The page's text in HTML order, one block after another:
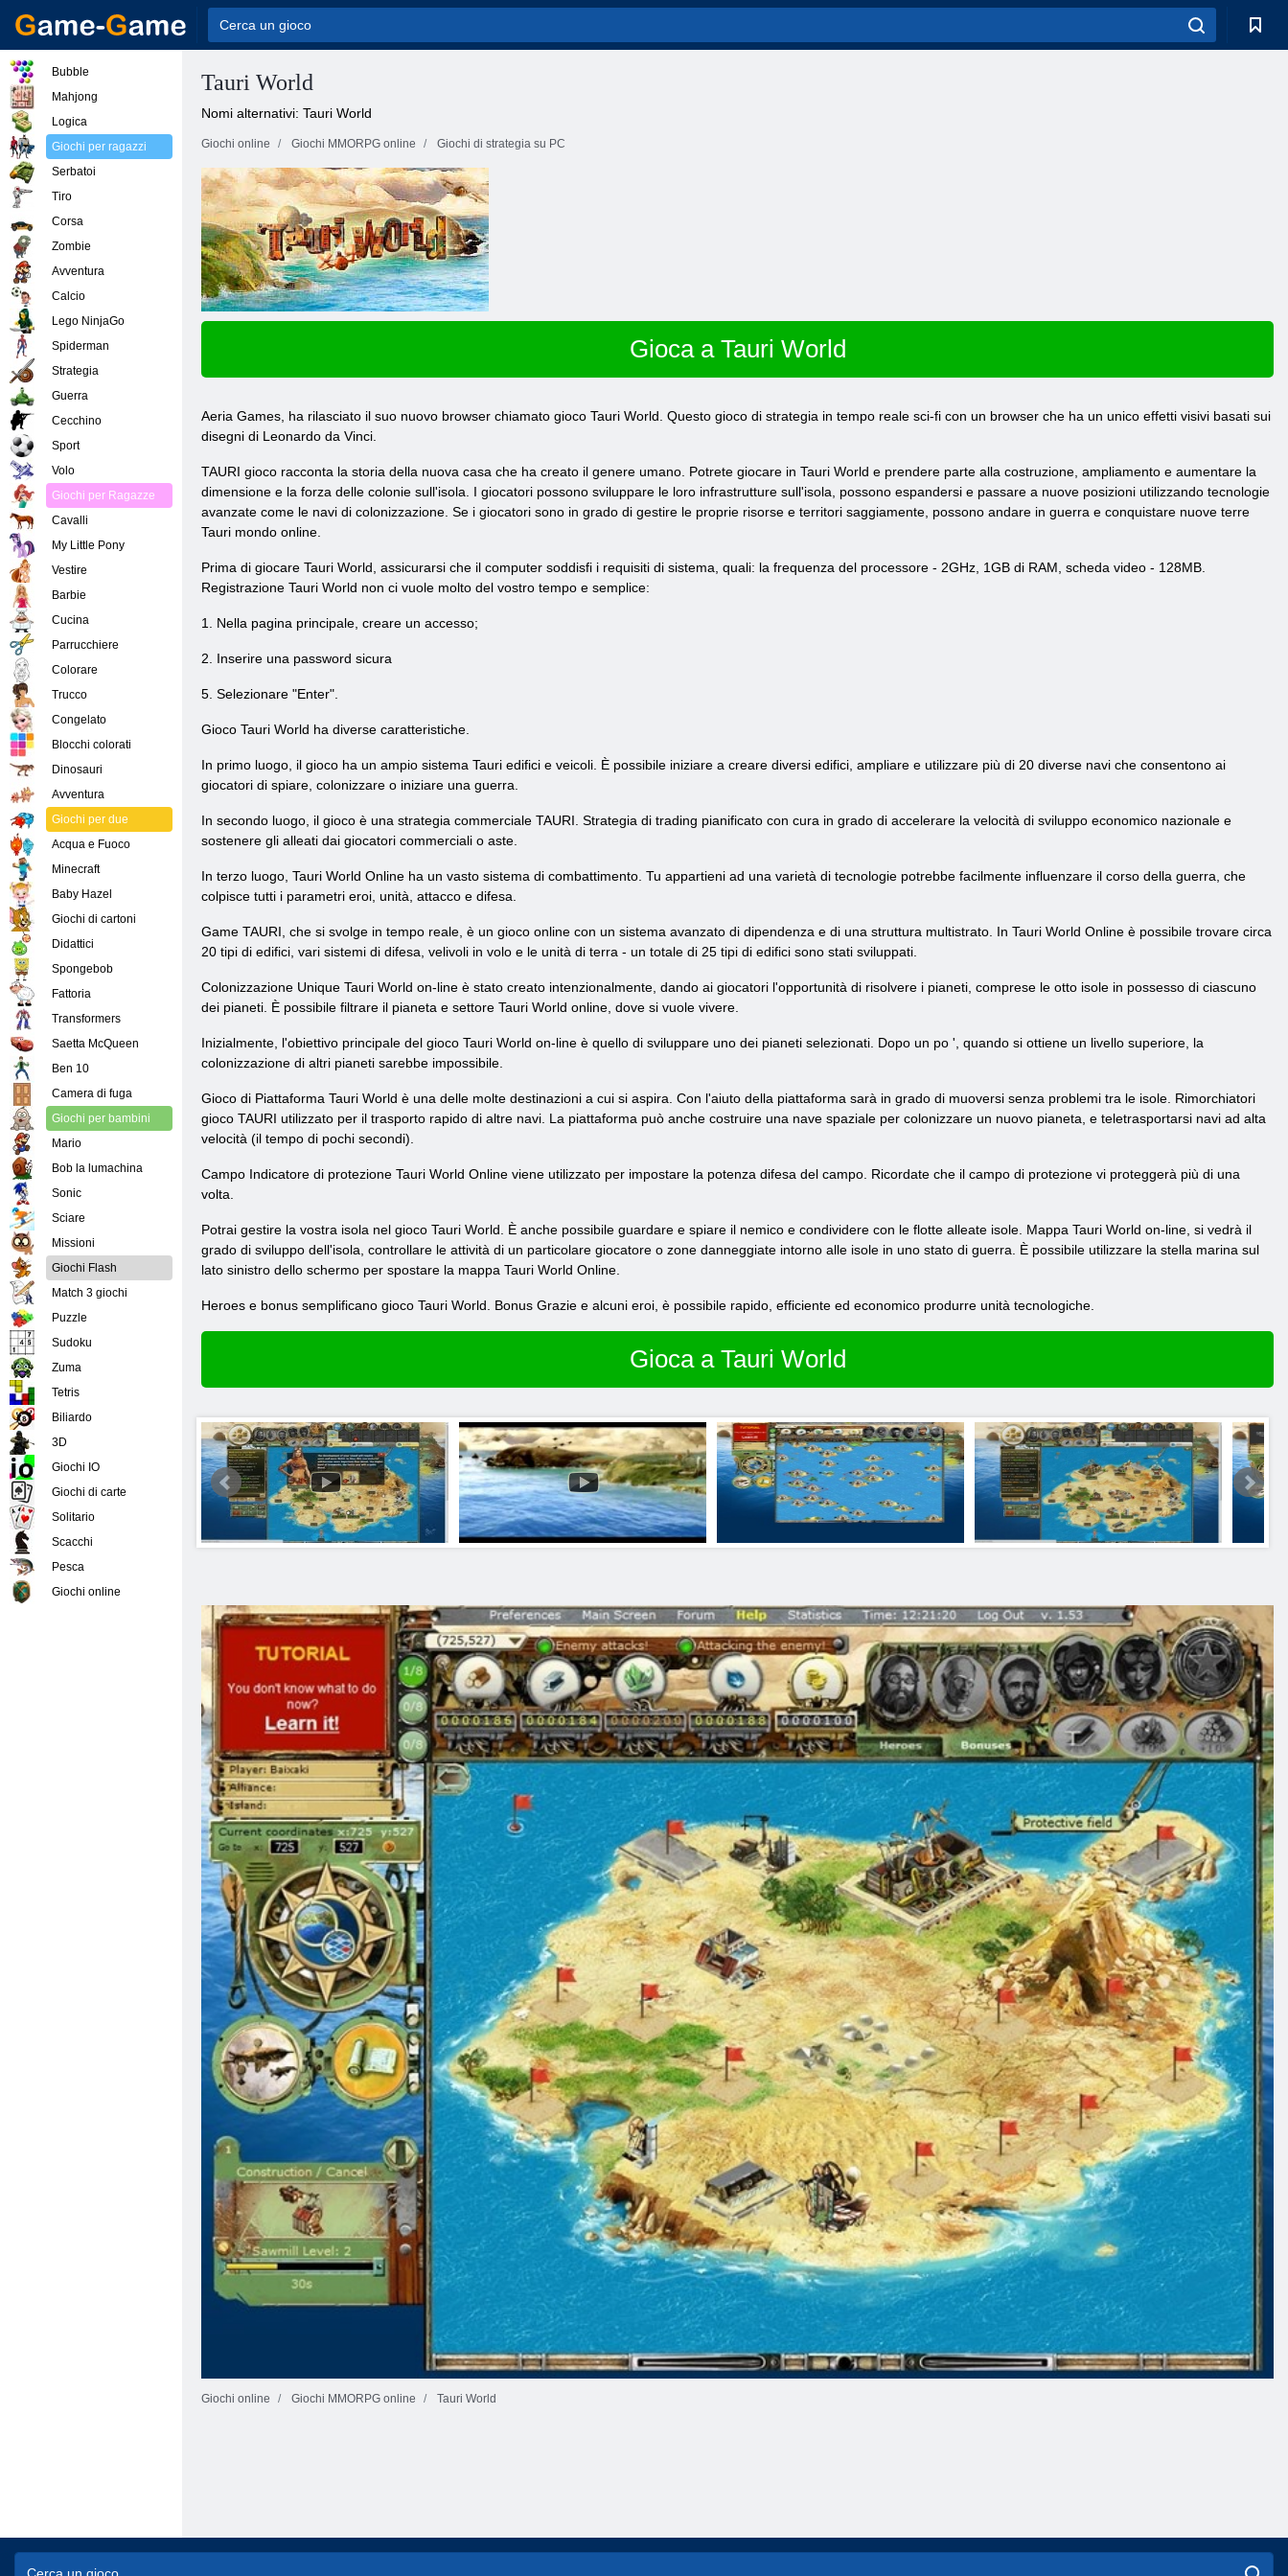
Tauri World
Nomi alternativi: Tauri World
Giochi online Giochi MMORPG online Giochi di strategia su PC
Gioca a Tauri World
Aeria Games, ha rilasciato il suo nuovo browser chiamato gioco Tauri World. Questo gioco di strategia in tempo reale sci-fi con un browser che ha un unico effetti visivi basati sui
disegni di Leonardo da Vinci.
TAURI gioco racconta la storia della nuova casa che ha creato il genere umano. Potrete giocare in Tauri World e prendere parte alla costruzione, ampliamento e aumentare la
dimensione e la forza delle colonie sull'isola. I giocatori possono sviluppare le loro infrastrutture sull'isola, possono espandersi e passare a nuove posizioni utilizzando tecnologie
avanzate come le navi di colonizzazione. Se i giocatori sono in grado di gestire le proprie risorse e territori saggiamente, possono andare in guerra e conquistare nuove terre
Tauri mondo online.
Prima di giocare Tauri World, assicurarsi che il computer soddisfi i requisiti di sistema, quali: la frequenza del processore - 2GHz, 1GB di RAM, scheda video - 128MB.
Registrazione Tauri World non ci vuole molto del vostro tempo e semplice:
1. Nella pagina principale, creare un accesso;
2. Inserire una password sicura
5. Selezionare "Enter".
Gioco Tauri World ha diverse caratteristiche.
In primo luogo, il gioco ha un ampio sistema Tauri edifici e veicoli. È possibile iniziare a creare diversi edifici, ampliare e utilizzare più di 20 diverse navi che consentono ai
giocatori di spiare, colonizzare o iniziare una guerra.
In secondo luogo, il gioco è una strategia commerciale TAURI. Strategia di trading pianificato con cura in grado di accelerare la velocità di sviluppo economico nazionale e
sostenere gli alleati dai giocatori commerciali o aste.
In terzo luogo, Tauri World Online ha un vasto sistema di combattimento. Tu appartieni ad una varietà di tecnologie potrebbe facilmente influenzare il corso della guerra, che
colpisce tutti i parametri eroi, unità, attacco e difesa.
Game TAURI, che si svolge in tempo reale, è un gioco online con un sistema avanzato di dipendenza e di una struttura multistrato. In Tauri World Online è possibile trovare circa
20 tipi di edifici, vari sistemi di difesa, velivoli in volo e le unità di terra - un totale di 25 tipi di edifici sono stati sviluppati.
Colonizzazione Unique Tauri World on-line è stato creato intenzionalmente, dando ai giocatori l'opportunità di risolvere i pianeti, comprese le otto isole in possesso di ciascuno
dei pianeti. È possibile filtrare il pianeta e settore Tauri World online, dove si vuole vivere.
Inizialmente, l'obiettivo principale del gioco Tauri World on-line è quello di sviluppare uno dei pianeti selezionati. Dopo un po ', quando si ottiene un livello superiore, la
colonizzazione di altri pianeti sarebbe impossibile.
Gioco di Piattaforma Tauri World è una delle molte destinazioni a cui si aspira. Con l'aiuto della piattaforma sarà in grado di muoversi senza problemi tra le isole. Rimorchiatori
gioco TAURI utilizzato per il trasporto rapido di altre navi. La piattaforma può anche costruire una nave spaziale per colonizzare un nuovo pianeta, e teletrasportarsi navi ad alta
velocità (il tempo di pochi secondi).
Campo Indicatore di protezione Tauri World Online viene utilizzato per impostare la potenza difesa del campo. Ricordate che il campo di protezione vi proteggerà più di una
volta.
Potrai gestire la vostra isola nel gioco Tauri World. È anche possibile guardare e spiare il nemico e condividere con le flotte alleate isole. Mappa Tauri World on-line, si vedrà il
grado di sviluppo dell'isola, controllare le attività di un particolare giocatore o zone danneggiate intorno alle isole in uno stato di guerra. È possibile utilizzare la stella marina sul
lato sinistro dello schermo per spostare la mappa Tauri World Online.
Heroes e bonus semplificano gioco Tauri World. Bonus Grazie e alcuni eroi, è possibile rapido, efficiente ed economico produrre unità tecnologiche.
Gioca a Tauri World
Giochi online Giochi MMORPG online Tauri World
Bubble
Mahjong
Logica
Giochi per ragazzi
Serbatoi
Tiro
Corsa
Zombie
Avventura
Calcio
Lego NinjaGo
Spiderman
Strategia
Guerra
Cecchino
Sport
Volo
Giochi per Ragazze
Cavalli
My Little Pony
Vestire
Barbie
Cucina
Parrucchiere
Colorare
Trucco
Congelato
Blocchi colorati
Dinosauri
Avventura
Giochi per due
Acqua e Fuoco
Minecraft
Baby Hazel
Giochi di cartoni
Didattici
Spongebob
Fattoria
Transformers
Saetta McQueen
Ben 10
Camera di fuga
Giochi per bambini
Mario
Bob la lumachina
Sonic
Sciare
Missioni
Giochi Flash
Match 3 giochi
Puzzle
Sudoku
Zuma
Tetris
Biliardo
3D
Giochi IO
Giochi di carte
Solitario
Scacchi
Pesca
Giochi online